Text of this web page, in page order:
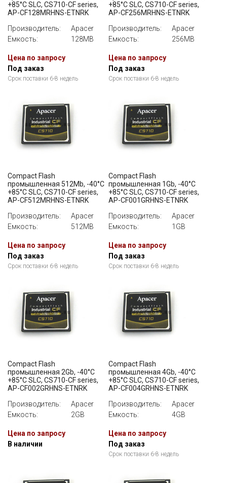
+85°C SLC, CS710-CF series,
AP-CF128MRHNS-ETNRK
Производитель:
Apacer
Емкость:
128MB
Цена по запросу
Под заказ
Срок поставки 6-8 недель
+85°C SLC, CS710-CF series,
AP-CF256MRHNS-ETNRK
Производитель:
Apacer
Емкость:
256MB
Цена по запросу
Под заказ
Срок поставки 6-8 недель
Compact Flash
промышленная 512Mb, -40°C
+85°C SLC, CS710-CF series,
AP-CF512MRHNS-ETNRK
Производитель:
Apacer
Емкость:
512MB
Цена по запросу
Под заказ
Срок поставки 6-8 недель
Compact Flash
промышленная 1Gb, -40°C
+85°C SLC, CS710-CF series,
AP-CF001GRHNS-ETNRK
Производитель:
Apacer
Емкость:
1GB
Цена по запросу
Под заказ
Срок поставки 6-8 недель
Compact Flash
промышленная 2Gb, -40°C
+85°C SLC, CS710-CF series,
AP-CF002GRHNS-ETNRK
Производитель:
Apacer
Емкость:
2GB
Цена по запросу
В наличии
Compact Flash
промышленная 4Gb, -40°C
+85°C SLC, CS710-CF series,
AP-CF004GRHNS-ETNRK
Производитель:
Apacer
Емкость:
4GB
Цена по запросу
Под заказ
Срок поставки 6-8 недель